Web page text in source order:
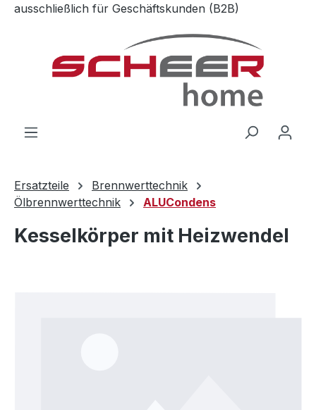
Zum Hauptinhalt springen
ausschließlich für Geschäftskunden (B2B)
Ersatzteile
Brennwerttechnik
Ölbrennwerttechnik
ALUCondens
Kesselkörper mit Heizwendel